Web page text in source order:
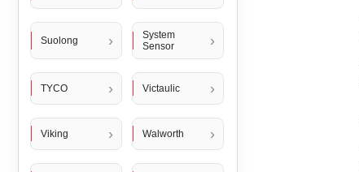
Suolong
System
Sensor
TYCO Victaulic
Viking Walworth